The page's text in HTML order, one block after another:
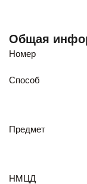
О компании
Стратегия
Закупки работ и
Реализация
Общая
Номер
Способ
Предмет
НМЦД